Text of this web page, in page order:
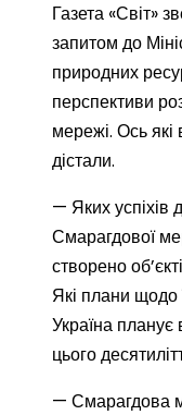
Газета «Світ»
запитом до
природних
перспективи
мережі. Ось які
дістали.
— Яких успіхів
Смарагдової
створено
Які плани щодо
Україна планує
цього
— Смарагдова